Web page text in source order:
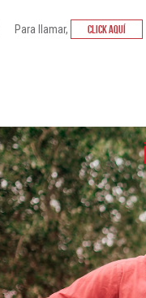
Para llamar, CLICK AQUÍ